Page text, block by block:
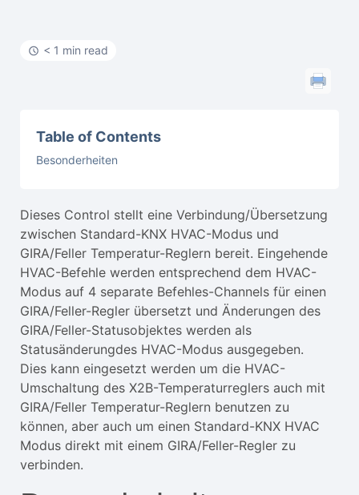
< 1 min read
Table of Contents
Besonderheiten
Dieses Control stellt eine Verbindung/Übersetzung
zwischen Standard-KNX HVAC-Modus und
GIRA/Feller Temperatur-Reglern bereit. Eingehende
HVAC-Befehle werden entsprechend dem HVAC-
Modus auf 4 separate Befehles-Channels für einen
GIRA/Feller-Regler übersetzt und Änderungen des
GIRA/Feller-Statusobjektes werden als
Statusänderungdes HVAC-Modus ausgegeben.
Dies kann eingesetzt werden um die HVAC-
Umschaltung des X2B-Temperaturreglers auch mit
GIRA/Feller Temperatur-Reglern benutzen zu
können, aber auch um einen Standard-KNX HVAC
Modus direkt mit einem GIRA/Feller-Regler zu
verbinden.